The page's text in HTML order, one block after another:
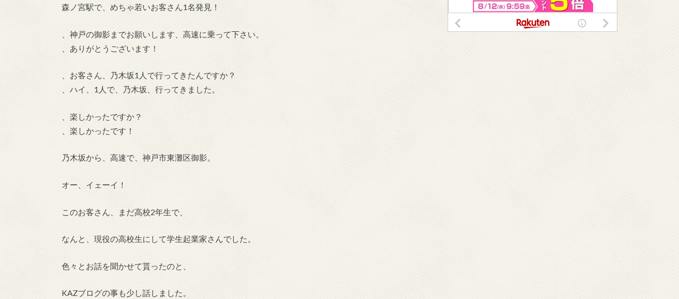
森ノ宮駅で、めちゃ若いお客さん1名発見！
、神戸の御影までお願いします、高速に乗って下さい。
、ありがとうございます！
、お客さん、乃木坂1人で行ってきたんですか？
、ハイ、1人で、乃木坂、行ってきました。
、楽しかったですか？
、楽しかったです！
乃木坂から、高速で、神戸市東灘区御影。
オー、イェーイ！
このお客さん、まだ高校2年生で、
なんと、現役の高校生にして学生起業家さんでした。
色々とお話を聞かせて貰ったのと、
KAZブログの事も少し話しました。